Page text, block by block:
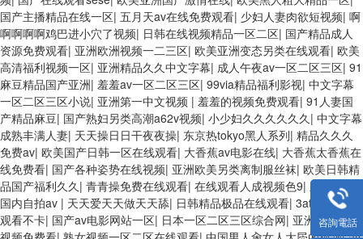
咨詢電話
国产主播精品在线一区| 五月天av在线免费观看| 少妇人妻肉欲短视频| 啊
啊啊啊啊鸡巴进小穴了视频| 日韩在线视频精品一区二区| 国产精品成人
资源免费观看| 亚洲欧洲视频一二三区| 欧美亚洲变态另类在线观看| 欧美
高清福利视频一区| 亚洲精品久久中文字幕| 成人午夜av一区二区三区| 91
麻豆精品国产亚洲| 羞羞av一区二区三区| 99via精品福利影视| 中文字幕
一区二区三区小说| 亚洲第一中文视频 | 羞羞的视频免费观看| 91人妻国
产精品麻豆| 国产熟妇另类高潮a62v视频| 小少妇久久久久久久| 中文字幕
成熟丰满人妻| 天天操日日干夜夜操| 东京热tokyo黑人系列| 精品久久久
免费av| 欧美国产日韩一区在线观看| 大香蕉av电影在线| 大香蕉太香蕉在
线免费看| 国产各种姿势在线视频| 亚洲欧美另类离制服丝袜| 欧美日韩精
品国产福利久久| 青青操免费在线观看| 在线观看人成视频色9| 亚洲风情
国内自拍av | 天天爱天天做天天舔| 日韩精品极品在线观看| 3atv视频在线
观看不卡| 国产av电影网站一区| 日本一区二区三区综合网| 亚洲欧美在线